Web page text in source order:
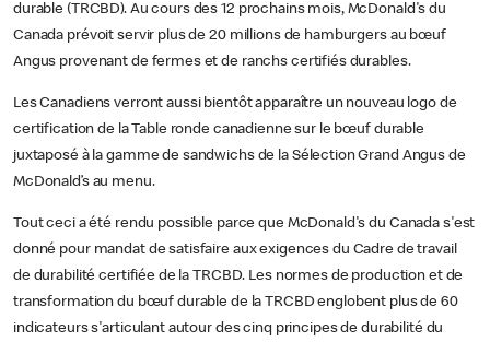
durable (TRCBD). Au cours des 12 prochains mois, McDonald's du
Canada prévoit servir plus de 20 millions de hamburgers au bœuf
Angus provenant de fermes et de ranchs certifiés durables.
Les Canadiens verront aussi bientôt apparaître un nouveau logo de
certification de la Table ronde canadienne sur le bœuf durable
juxtaposé à la gamme de sandwichs de la Sélection Grand Angus de
McDonald’s au menu.
Tout ceci a été rendu possible parce que McDonald's du Canada s'est
donné pour mandat de satisfaire aux exigences du Cadre de travail
de durabilité certifiée de la TRCBD. Les normes de production et de
transformation du bœuf durable de la TRCBD englobent plus de 60
indicateurs s'articulant autour des cinq principes de durabilité du